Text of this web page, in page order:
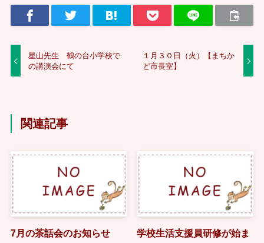
星山先生 鶴の台小学校で
の講演会にて
１月３０日（火）【まちか
ど市長室】
関連記事
7月の茶話会のお知らせ
学校生活支援員研修が始ま